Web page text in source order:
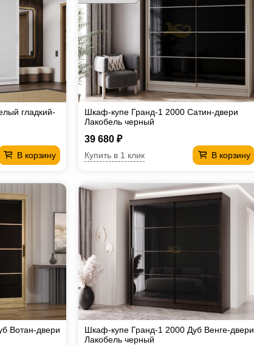
гладкий-
В корзину
Шкаф-купе Гранд-1 2000 Сатин-двери
Лакобель черный
39 680 ₽
В корзину
Купить в 1 клик
Вотан-двери
Шкаф-купе Гранд-1 2000 Дуб Венге-двери
Лакобель черный